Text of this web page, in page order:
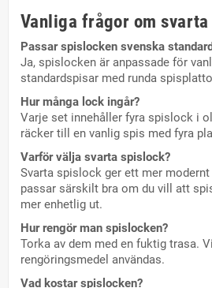
Vanliga frågor om
Passar spislocken svenska
Ja, spislocken är anpassade för
standardspisar med runda
Hur många lock ingår?
Varje set innehåller fyra spislock i
räcker till en vanlig spis med fyra
Varför välja svarta spislock?
Svarta spislock ger ett mer
passar särskilt bra om du vill att
mer enhetlig ut.
Hur rengör man spislocken?
Torka av dem med en fuktig trasa.
rengöringsmedel användas.
Vad kostar spislocken?